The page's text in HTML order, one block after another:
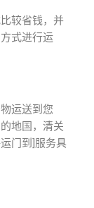
较省钱，并
式进行运
运送到您
地国，清关
门到]服务具